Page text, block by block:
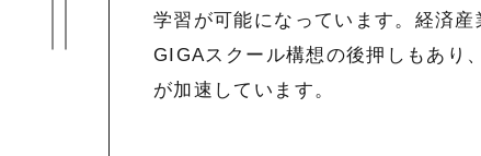
学習が可能になっています。経済
GIGAスクール構想の後押しもあり
が加速しています。